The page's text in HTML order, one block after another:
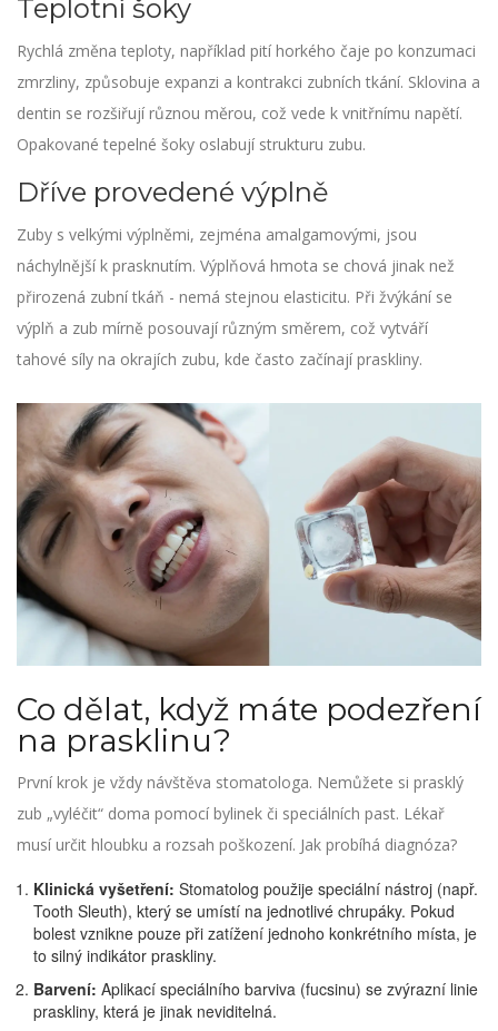
Teplotní šoky
Rychlá změna teploty, například pití horkého čaje po konzumaci
zmrzliny, způsobuje expanzi a kontrakci zubních tkání. Sklovina a
dentin se rozšiřují různou měrou, což vede k vnitřnímu napětí.
Opakované tepelné šoky oslabují strukturu zubu.
Dříve provedené výplně
Zuby s velkými výplněmi, zejména amalgamovými, jsou
náchylnější k prasknutím. Výplňová hmota se chová jinak než
přirozená zubní tkáň - nemá stejnou elasticitu. Při žvýkání se
výplň a zub mírně posouvají různým směrem, což vytváří
tahové síly na okrajích zubu, kde často začínají praskliny.
Co dělat, když máte podezření
na prasklinu?
První krok je vždy návštěva stomatologa. Nemůžete si prasklý
zub „vyléčit“ doma pomocí bylinek či speciálních past. Lékař
musí určit hloubku a rozsah poškození. Jak probíhá diagnóza?
Klinická vyšetření: Stomatolog použije speciální nástroj (např.
Tooth Sleuth), který se umístí na jednotlivé chrupáky. Pokud
bolest vznikne pouze při zatížení jednoho konkrétního místa, je
to silný indikátor praskliny.
Barvení: Aplikací speciálního barviva (fucsinu) se zvýrazní linie
praskliny, která je jinak neviditelná.